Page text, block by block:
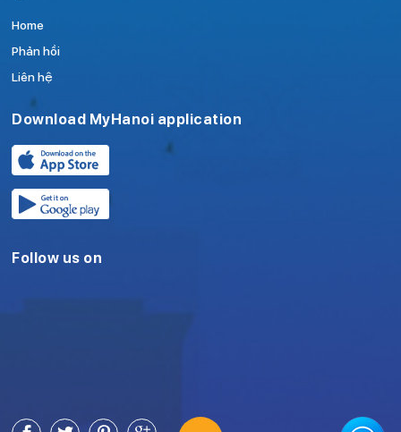
Home
Phản hồi
Liên hệ
Download MyHanoi application
Follow us on